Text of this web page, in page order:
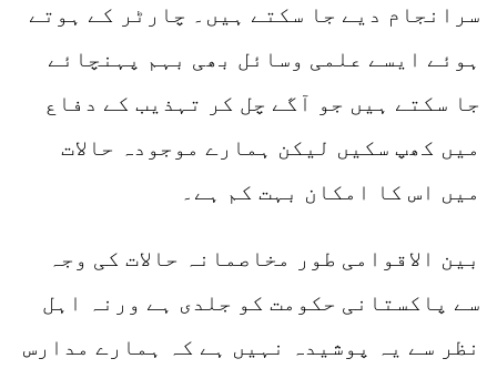
سرانجام دیے جا سکتے ہیں۔ چارٹر کے ہوتے
ہوئے ایسے علمی وسائل بھی بہم پہنچائے
جا سکتے ہیں جو آگے چل کر تہذیب کے دفاع
میں کھپ سکیں لیکن ہمارے موجودہ حالات
میں اس کا امکان بہت کم ہے۔
بین الاقوامی طور مخاصمانہ حالات کی وجہ
سے پاکستانی حکومت کو جلدی ہے ورنہ اہل
نظر سے یہ پوشیدہ نہیں ہے کہ ہمارے مدارس